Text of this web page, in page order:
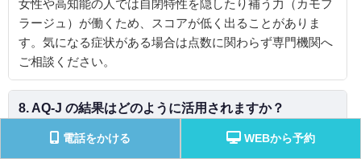
女性や高知能の人では自閉特性を隠したり補う力（カモフ
ラージュ）が働くため、スコアが低く出ることがありま
す。気になる症状がある場合は点数に関わらず専門機関へ
ご相談ください。
8. AQ‑J の結果はどのように活用されますか？
AQ‑J の総得点や各領域の得点は、自閉スペクトラム特性
電話をかける WEBから予約